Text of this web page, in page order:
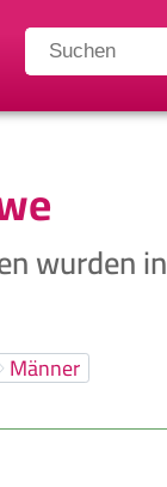
wurden in
Männer